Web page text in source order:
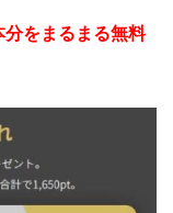
分をまるまる無料